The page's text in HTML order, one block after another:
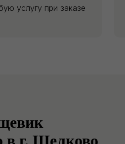
услугу при заказе